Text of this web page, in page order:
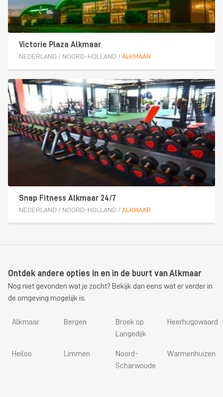
Victorie Plaza Alkmaar
NEDERLAND / NOORD-HOLLAND / ALKMAAR
Snap Fitness Alkmaar 24/7
NEDERLAND / NOORD-HOLLAND / ALKMAAR
Ontdek andere opties in en in de buurt van Alkmaar
Nog niet gevonden wat je zocht? Bekijk dan eens wat er verder in
de omgeving mogelijk is.
Alkmaar Bergen
Broek op
Langedijk
Heerhugowaard
Heiloo Limmen
Noord-
Scharwoude
Warmenhuizen